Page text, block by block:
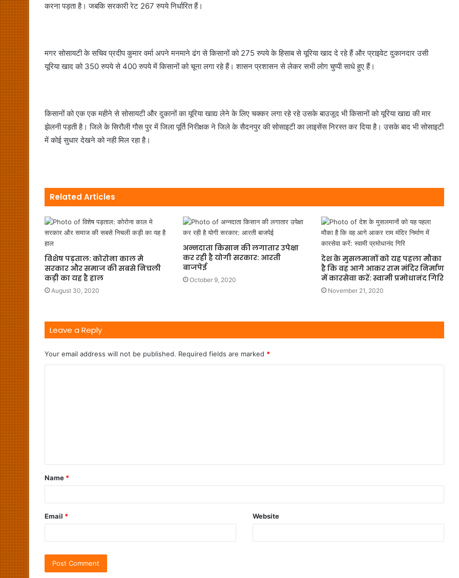
करना पड़ता है। जबकि सरकारी रेट 267 रुपये निर्धारित हैं।
मगर सोसायटी के सचिव प्रदीप कुमार वर्मा अपने मनमाने ढंग से किसानों को 275 रुपये के हिसाब से यूरिया खाद दे रहे हैं और प्राइवेट दुकानदार उसी
यूरिया खाद को 350 रुपये से 400 रुपये में किसानों को चूना लगा रहे हैं। शासन प्रशासन से लेकर सभी लोग चुप्पी साधे हुए हैं।
किसानों को एक एक महीने से सोसायटी और दुकानों का यूरिया खाद्य लेने के लिए चक्कर लगा रहे रहे उसके बाउजूद भी किसानों को यूरिया खाद्य की मार
झेलनी पड़ती है। जिले के सिरौली गौस पुर में जिला पूर्ति निरीक्षक ने जिले के सैदनपुर की सोसाइटी का लाइसेंस निरस्त कर दिया है। उसके बाद भी सोसाइटी
में कोई सुधार देखने को नही मिल रहा है।
Related Articles
विशेष पड़ताल: कोरोना काल मे
सरकार और समाज की सबसे निचली
कड़ी का यह है हाल
August 30, 2020
अन्नदाता किसान की लगातार उपेक्षा
कर रही है योगी सरकार: आरती
बाजपेई
October 9, 2020
देश के मुसलमानों को यह पहला मौका
है कि वह आगे आकर राम मंदिर निर्माण
में कारसेवा करें: स्वामी प्रमोधानंद गिरि
November 21, 2020
Leave a Reply
Your email address will not be published. Required fields are marked *
Name *
Email * Website